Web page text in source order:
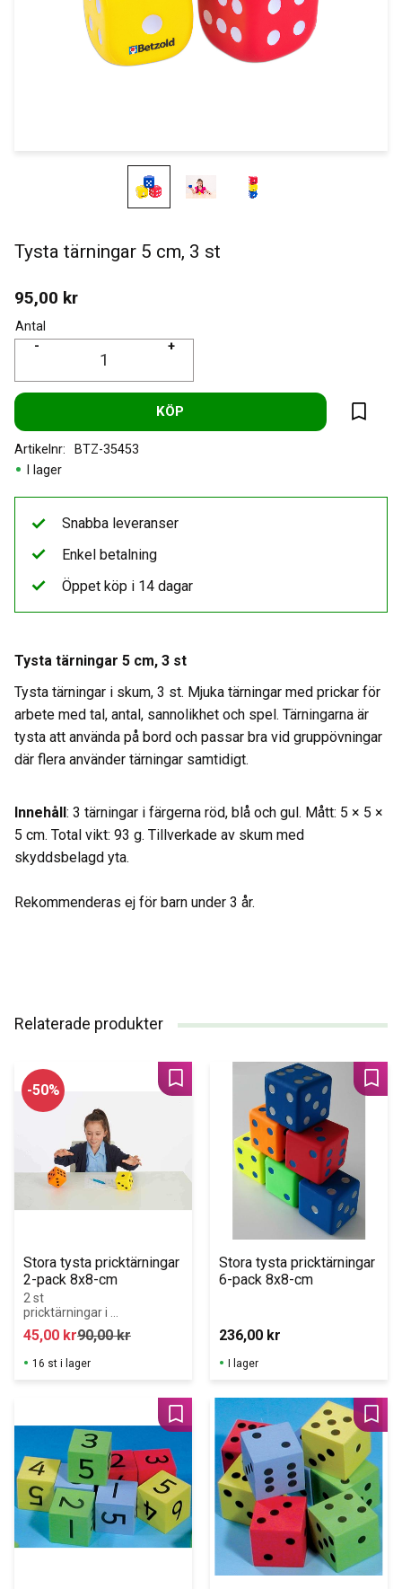
Tysta tärningar 5 cm, 3 st
95,00 kr
Antal
+
-
KÖP
Lägg
I lager
Artikelnr BTZ-35453
Tysta tärningar 5 cm, 3 st
Tysta tärningar i skum, 3 st. Mjuka tärningar med prickar för
arbete med tal, antal, sannolikhet och spel. Tärningarna är
tysta att använda på bord och passar bra vid gruppövningar
där flera använder tärningar samtidigt.
Innehåll : 3 tärningar i färgerna röd, blå och gul. Mått: 5 × 5 ×
5 cm. Total vikt: 93 g. Tillverkade av skum med
skyddsbelagd yta.
Rekommenderas ej för barn under 3 år.
Snabba leveranser
Enkel betalning
Öppet köp i 14 dagar
Relaterade produkter
Stora tysta pricktärningar
2-pack 8x8-cm
2 st
pricktärningar i
skumgummi! 7,5
x 7,5 cm.
45,00 kr90,00kr
50% Lägg till i favoriter
16 st i lager
Stora tysta pricktärningar
6-pack 8x8-cm
236,00 kr
I lager
Lägg till i favoriter